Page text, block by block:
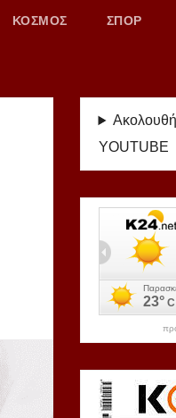
ΚΟΣΜΟΣ ΣΠΟΡ
YOUTUBE